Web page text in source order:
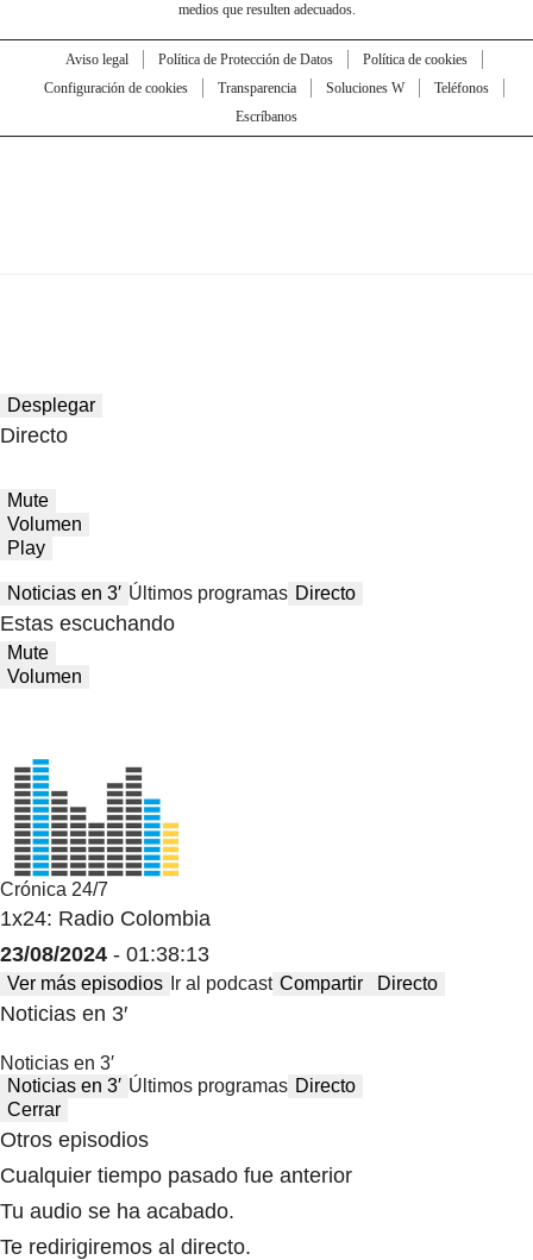
medios que resulten adecuados.
Aviso legal Política de Protección de Datos
Política de cookies
Configuración de cookies
Transparencia Soluciones W
Teléfonos
Escríbanos
Desplegar
Directo
Mute
Volumen
Play
Noticias en 3′ Últimos programas Directo
Estas escuchando
Mute
Volumen
Crónica 24/7
1x24: Radio Colombia
23/08/2024 - 01:38:13
Ver más episodios Ir al podcast Compartir Directo
Noticias en 3′
Noticias en 3′
Noticias en 3′ Últimos programas Directo
Cerrar
Otros episodios
Cualquier tiempo pasado fue anterior
Tu audio se ha acabado.
Te redirigiremos al directo.